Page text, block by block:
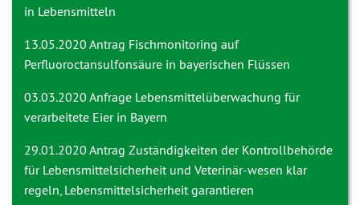
in Lebensmitteln
13.05.2020 Antrag Fischmonitoring auf
Perfluoroctansulfonsäure in bayerischen Flüssen
03.03.2020 Anfrage Lebensmittelüberwachung für
verarbeitete Eier in Bayern
29.01.2020 Antrag Zuständigkeiten der Kontrollbehörde
für Lebensmittelsicherheit und Veterinär-wesen klar
regeln, Lebensmittelsicherheit garantieren